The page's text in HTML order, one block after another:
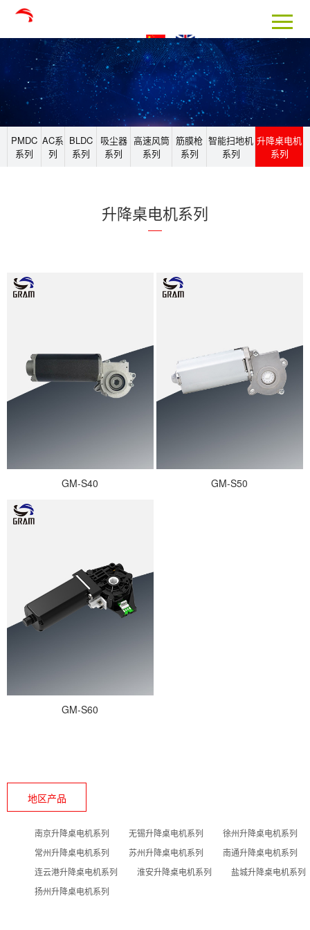
PMDC
系列
AC系
列
BLDC
系列
吸尘器
系列
高速风筒
系列
筋膜枪
系列
智能扫地机
系列
升降桌电机
系列
升降桌电机系列
GM-S40 GM-S50
GM-S60
地区产品
南京升降桌电机系列 无锡升降桌电机系列
徐州升降桌电机系列
常州升降桌电机系列
苏州升降桌电机系列
南通升降桌电机系列
连云港升降桌电机系列
淮安升降桌电机系列
盐城升降桌电机系列
扬州升降桌电机系列